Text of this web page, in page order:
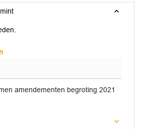
amendementen begroting 2021